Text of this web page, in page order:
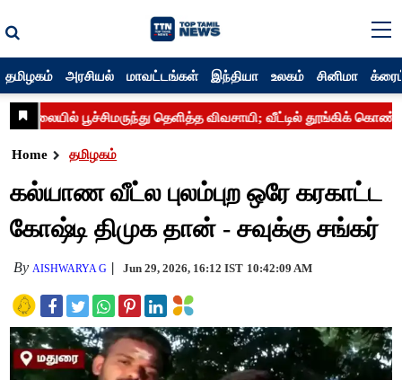
தமிழகம் அரசியல் மாவட்டங்கள் இந்தியா உலகம் சினிமா
Home தமிழகம்
கல்யாண வீட்ல புலம்புற ஒரே கரகாட்ட
கோஷ்டி திமுக தான் - சவுக்கு சங்கர்
By AISHWARYA G Jun 29, 2026, 16:12 IST 10:42:09 AM